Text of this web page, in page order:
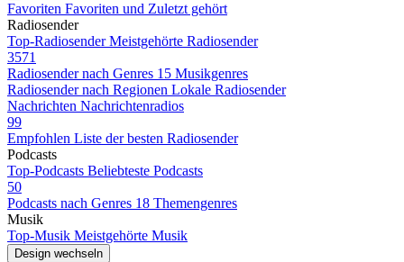
Favoriten Favoriten und Zuletzt gehört
Radiosender
Top-Radiosender Meistgehörte Radiosender
3571
Radiosender nach Genres 15 Musikgenres
Radiosender nach Regionen Lokale Radiosender
Nachrichten Nachrichtenradios
99
Empfohlen Liste der besten Radiosender
Podcasts
Top-Podcasts Beliebteste Podcasts
50
Podcasts nach Genres 18 Themengenres
Musik
Top-Musik Meistgehörte Musik
Design wechseln